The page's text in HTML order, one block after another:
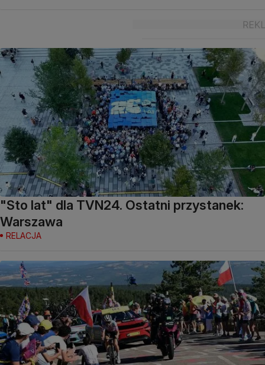
"Sto lat" dla TVN24. Ostatni przystanek:
Warszawa
RELACJA